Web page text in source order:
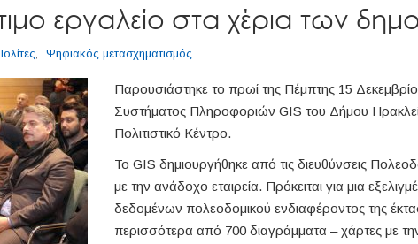
εργαλείο στα χέρια των
Ψηφιακός μετασχηματισμός
Παρουσιάστηκε το πρωί της Πέμπτης 15
Συστήματος Πληροφοριών GIS του Δήμου
Πολιτιστικό Κέντρο.
To GIS δημιουργήθηκε από τις διευθύνσεις
με την ανάδοχο εταιρεία. Πρόκειται για μια
δεδομένων πολεοδομικού ενδιαφέροντος της
περισσότερα από 700 διαγράμματα – χάρτες με